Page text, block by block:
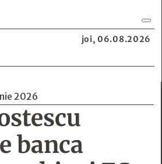
joi, 06.08.2026
2026
banca